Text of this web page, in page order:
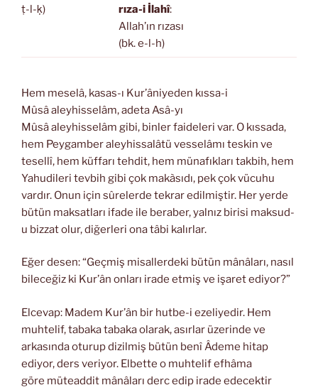
ṭ-l-ḳ)
rıza-i İlahî:
Allah’ın rızası
(bk. e-l-h)
Hem meselâ, kasas-ı Kur’âniyeden kıssa-i
Mûsâ aleyhisselâm, adeta Asâ-yı
Mûsâ aleyhisselâm gibi, binler faideleri var. O kıssada,
hem Peygamber aleyhissalâtü vesselâmı teskin ve
tesellî, hem küffarı tehdit, hem münafıkları takbih, hem
Yahudileri tevbih gibi çok makàsıdı, pek çok vücuhu
vardır. Onun için sûrelerde tekrar edilmiştir. Her yerde
bütün maksatları ifade ile beraber, yalnız birisi maksud-
u bizzat olur, diğerleri ona tâbi kalırlar.
Eğer desen: “Geçmiş misallerdeki bütün mânâları, nasıl
bileceğiz ki Kur’ân onları irade etmiş ve işaret ediyor?”
Elcevap: Madem Kur’ân bir hutbe-i ezeliyedir. Hem
muhtelif, tabaka tabaka olarak, asırlar üzerinde ve
arkasında oturup dizilmiş bütün benî Âdeme hitap
ediyor, ders veriyor. Elbette o muhtelif efhâma
göre müteaddit mânâları derc edip irade edecektir